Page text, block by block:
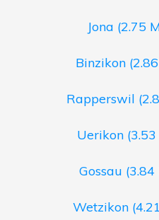
Jona (2.75
Binzikon
Rapperswil
Uerikon
Gossau
Wetzikon